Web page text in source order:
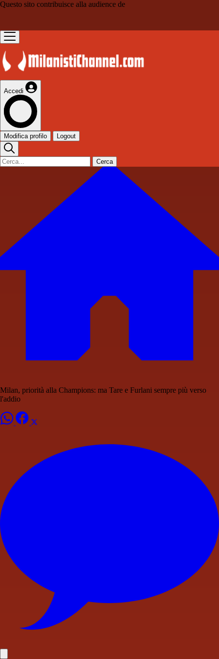
Questo sito contribuisce alla audience de
Accedi
Modifica profilo Logout
Cerca
Milan, priorità alla Champions: ma Tare e Furlani sempre più verso
l'addio